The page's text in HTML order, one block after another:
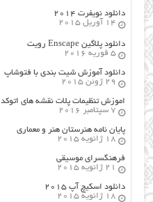
دانلود نویفرت ۲۰۱۴
14 آوریل 2015
دانلود پلاگین Enscape رویت
5 فوریه 2016
دانلود آموزش شیت بندی با فتوشاپ
29 ژوئن 2015
اموزش تنظیمات پلات نقشه های اتوکد
7 سپتامبر 2016
پایان نامه هنرستان هنر و معماري
18 ژانویه 2015
فرهنگسراي موسيقي
21 ژانویه 2015
دانلود اسکیچ آپ ۲۰۱۵
18 ژانویه 2015